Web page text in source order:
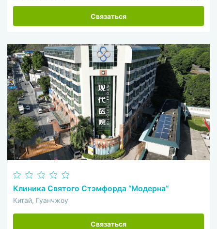
Связаться
Клиника Святого Стэмфорда “Модерна”
Китай, Гуанчжоу
Связаться